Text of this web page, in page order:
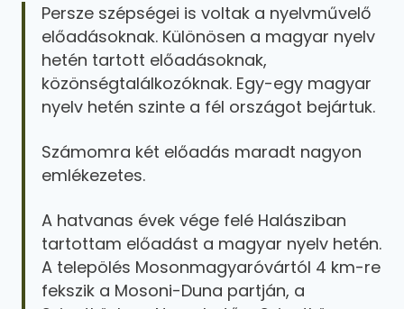
Persze szépségei is voltak a nyelvművelő
előadásoknak. Különösen a magyar nyelv
hetén tartott előadásoknak,
közönségtalálkozóknak. Egy-egy magyar
nyelv hetén szinte a fél országot bejártuk.
Számomra két előadás maradt nagyon
emlékezetes.
A hatvanas évek vége felé Halásziban
tartottam előadást a magyar nyelv hetén.
A telepölés Mosonmagyaróvártól 4 km-re
fekszik a Mosoni-Duna partján, a